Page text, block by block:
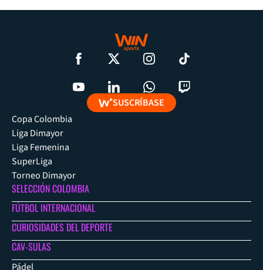
SUSCRÍBASE
Copa Colombia
Liga Dimayor
Liga Femenina
SuperLiga
Torneo Dimayor
SELECCIÓN COLOMBIA
FÚTBOL INTERNACIONAL
CURIOSIDADES DEL DEPORTE
CAV-SULAS
Pádel